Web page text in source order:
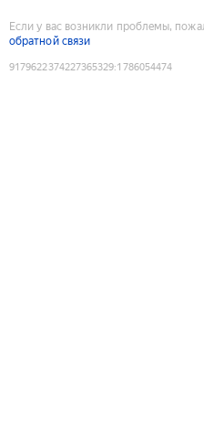
Если у вас возникли проблемы,
обратной связи
9179622374227365329:1786054474